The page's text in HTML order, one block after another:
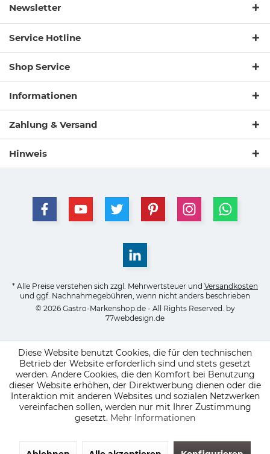
Newsletter
Service Hotline
Shop Service
Informationen
Zahlung & Versand
Hinweis
* Alle Preise verstehen sich zzgl. Mehrwertsteuer und Versandkosten
und ggf. Nachnahmegebühren, wenn nicht anders beschrieben
© 2026 Gastro-Markenshop.de - All Rights Reserved. by
77webdesign.de
Diese Website benutzt Cookies, die für den technischen
Betrieb der Website erforderlich sind und stets gesetzt
werden. Andere Cookies, die den Komfort bei Benutzung
dieser Website erhöhen, der Direktwerbung dienen oder die
Interaktion mit anderen Websites und sozialen Netzwerken
vereinfachen sollen, werden nur mit Ihrer Zustimmung
gesetzt. Mehr Informationen